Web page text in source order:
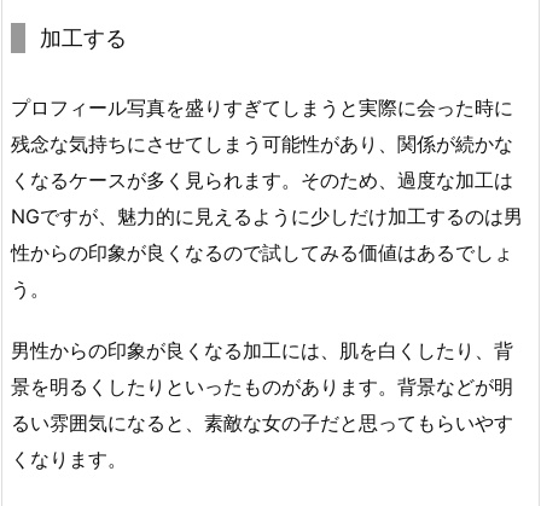
加工する
プロフィール写真を盛りすぎてしまうと実際に会った時に
残念な気持ちにさせてしまう可能性があり、関係が続かな
くなるケースが多く見られます。そのため、過度な加工は
NGですが、魅力的に見えるように少しだけ加工するのは男
性からの印象が良くなるので試してみる価値はあるでしょ
う。
男性からの印象が良くなる加工には、肌を白くしたり、背
景を明るくしたりといったものがあります。背景などが明
るい雰囲気になると、素敵な女の子だと思ってもらいやす
くなります。